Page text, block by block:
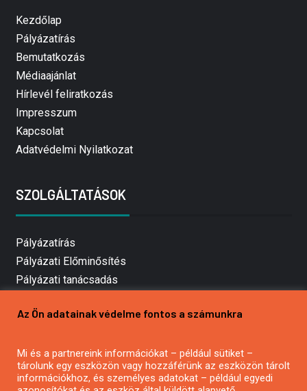
Kezdőlap
Pályázatírás
Bemutatkozás
Médiaajánlat
Hírlevél feliratkozás
Impresszum
Kapcsolat
Adatvédelmi Nyilatkozat
SZOLGÁLTATÁSOK
Pályázatírás
Pályázati Előminősítés
Pályázati tanácsadás
Mezőgazdasági pályázatírás
Pályázatírás civil szervezeteknek
Pályázatírás önkormányzatoknak
Az Ön adatainak védelme fontos a számunkra
Mi és a partnereink információkat – például sütiket –
tárolunk egy eszközön vagy hozzáférünk az eszközön tárolt
információkhoz, és személyes adatokat – például egyedi